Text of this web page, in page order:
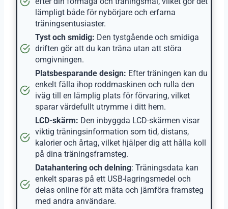
lämpligt både för nybörjare och erfarna
träningsentusiaster.
Tyst och smidig: Den tystgående och smidiga
driften gör att du kan träna utan att störa
omgivningen.
Platsbesparande design: Efter träningen kan du
enkelt fälla ihop roddmaskinen och rulla den
iväg till en lämplig plats för förvaring, vilket
sparar värdefullt utrymme i ditt hem.
LCD-skärm: Den inbyggda LCD-skärmen visar
viktig träningsinformation som tid, distans,
kalorier och årtag, vilket hjälper dig att hålla koll
på dina träningsframsteg.
Datahantering och delning: Träningsdata kan
enkelt sparas på ett USB-lagringsmedel och
delas online för att mäta och jämföra framsteg
med andra användare.